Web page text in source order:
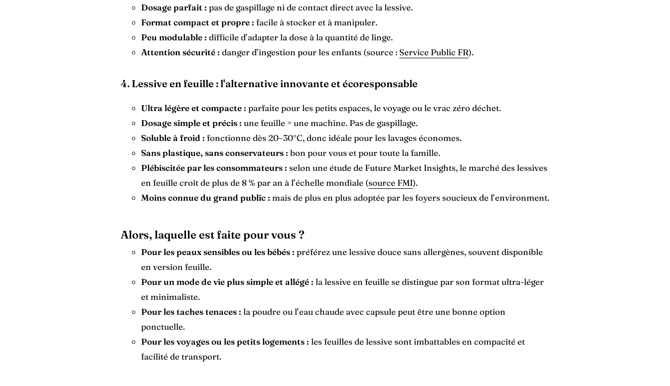
Dosage parfait : pas de gaspillage ni de contact direct avec la lessive.
Format compact et propre : facile à stocker et à manipuler.
Peu modulable : difficile d’adapter la dose à la quantité de linge.
Attention sécurité : danger d’ingestion pour les enfants (source : Service Public FR).
4. Lessive en feuille : l'alternative innovante et écoresponsable
Ultra légère et compacte : parfaite pour les petits espaces, le voyage ou le vrac zéro déchet.
Dosage simple et précis : une feuille = une machine. Pas de gaspillage.
Soluble à froid : fonctionne dès 20–30°C, donc idéale pour les lavages économes.
Sans plastique, sans conservateurs : bon pour vous et pour toute la famille.
Plébiscitée par les consommateurs : selon une étude de Future Market Insights, le marché des lessives
en feuille croît de plus de 8 % par an à l’échelle mondiale (source FMI).
Moins connue du grand public : mais de plus en plus adoptée par les foyers soucieux de l’environment.
Alors, laquelle est faite pour vous ?
Pour les peaux sensibles ou les bébés : préférez une lessive douce sans allergènes, souvent disponible
en version feuille.
Pour un mode de vie plus simple et allégé : la lessive en feuille se distingue par son format ultra-léger
et minimaliste.
Pour les taches tenaces : la poudre ou l’eau chaude avec capsule peut être une bonne option
ponctuelle.
Pour les voyages ou les petits logements : les feuilles de lessive sont imbattables en compacité et
facilité de transport.